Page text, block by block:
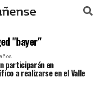
"bayer"
participarán en
a realizarse en el Valle